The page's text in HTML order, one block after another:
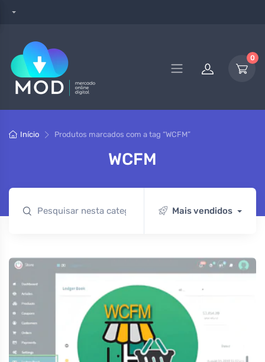
0
Início Produtos marcados com a tag “WCFM”
WCFM
Mais vendidos